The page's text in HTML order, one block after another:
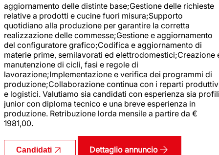
aggiornamento delle distinte base;Gestione delle richieste
relative a prodotti e cucine fuori misura;Supporto
quotidiano alla produzione per garantire la corretta
realizzazione delle commesse;Gestione e aggiornamento
del configuratore grafico;Codifica e aggiornamento di
materie prime, semilavorati ed elettrodomestici;Creazione
manutenzione di cicli, fasi e regole di
lavorazione;Implementazione e verifica dei programmi di
produzione;Collaborazione continua con i reparti
e logistici. Valutiamo sia candidati con esperienza sia
junior con diploma tecnico e una breve esperienza in
produzione. Retribuzione lorda mensile a partire da €
1981,00.
Candidati Dettaglio annuncio